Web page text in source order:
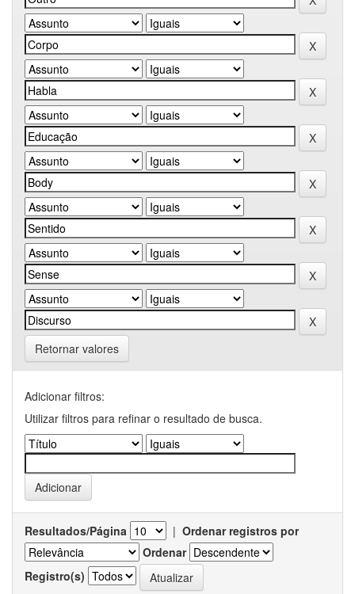
Retornar valores
Adicionar filtros:
Utilizar filtros para refinar o resultado de busca.
Resultados/Página | Ordenar registros por
Ordenar
Registro(s)